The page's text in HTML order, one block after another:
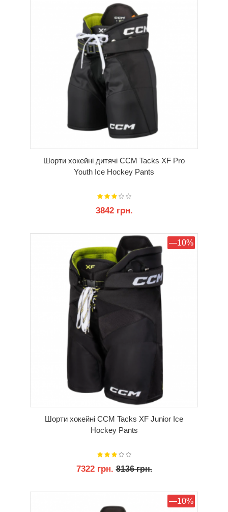
КУПИТИ
Шорти хокейні дитячі CCM Tacks XF Pro
Youth Ice Hockey Pants
3842 грн.
КУПИТИ —10%
Шорти хокейні CCM Tacks XF Junior Ice
Hockey Pants
7322 грн.8136 грн.
—10%